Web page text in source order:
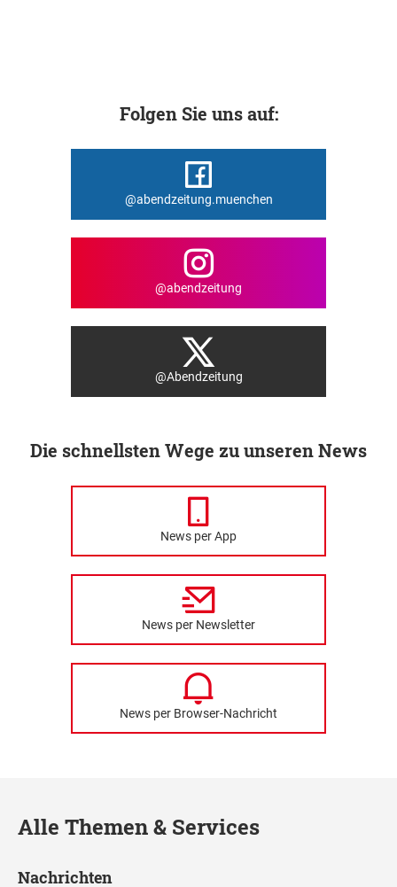
Folgen Sie uns auf:
@abendzeitung.muenchen
@abendzeitung
@Abendzeitung
Die schnellsten Wege zu unseren News
News per App
News per Newsletter
News per Browser-Nachricht
Alle Themen & Services
Nachrichten